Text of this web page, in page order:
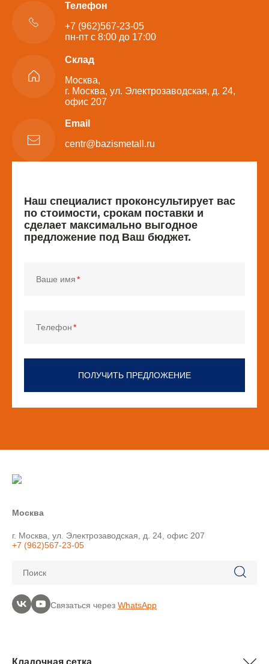
Телефон
+7 (962)567-23-05
пн-пт с 8:00 до 17:00
Склад
Москва,
г. Москва, ул. Электрозаводская, д. 24,
офис 207
Email
centr@bazismetall.ru
Наш специалист проконсультирует вас
по стоимости, срокам поставки и
сделает максимально выгодное
предложение под Ваш бюджет.
Ваше имя
Телефон
ПОЛУЧИТЬ ПРЕДЛОЖЕНИЕ
Москва
г. Москва, ул. Электрозаводская, д. 24, офис 207
+7 (962)567-23-05
Поиск
Связаться через WhatsApp
Кладочная сетка